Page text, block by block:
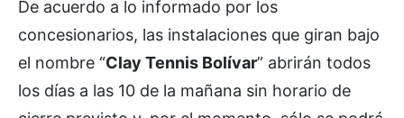
De acuerdo a lo informado por los
concesionarios, las instalaciones que giran bajo
el nombre “Clay Tennis Bolívar” abrirán todos
los días a las 10 de la mañana sin horario de